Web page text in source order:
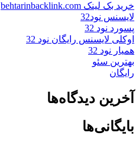
خرید بک لینک behtarinbacklink.com
لایسنس نود32
پسورد نود 32
اوکلی لایسنس رایگان نود 32
همیار نود 32
بهترین سئو
رایگان
آخرین دیدگاه‌ها
بایگانی‌ها